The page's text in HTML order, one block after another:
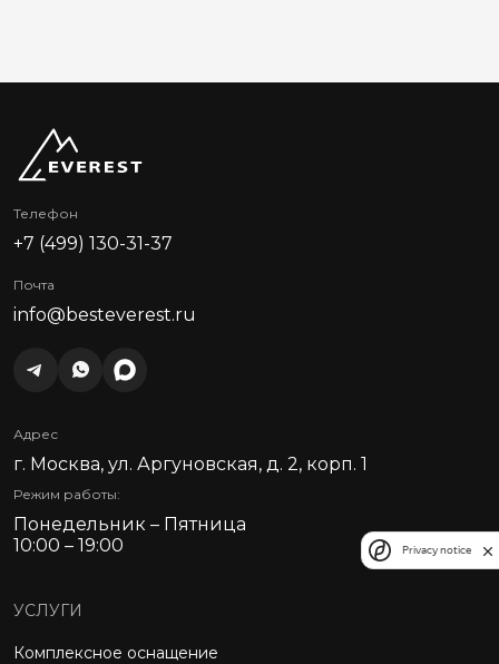
Телефон
+7 (499) 130-31-37
Почта
info@besteverest.ru
Адрес
г. Москва, ул. Аргуновская, д. 2, корп. 1
Режим работы:
Понедельник – Пятница
10:00 – 19:00
УСЛУГИ
Комплексное оснащение
Privacy notice